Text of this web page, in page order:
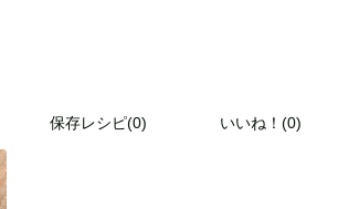
保存レシピ(0) いいね！(0)